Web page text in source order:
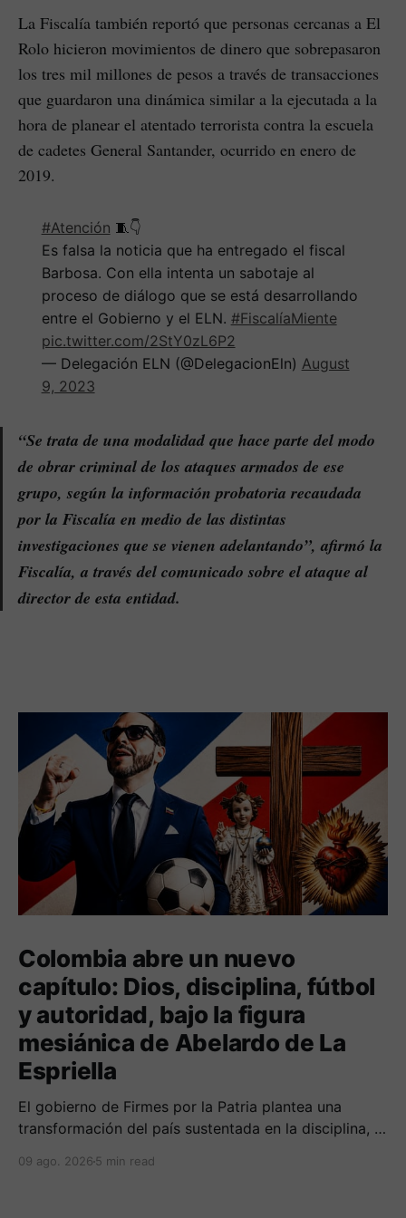
La Fiscalía también reportó que personas cercanas a El
Rolo hicieron movimientos de dinero que sobrepasaron
los tres mil millones de pesos a través de transacciones
que guardaron una dinámica similar a la ejecutada a la
hora de planear el atentado terrorista contra la escuela
de cadetes General Santander, ocurrido en enero de
2019.
#Atención 🧵👇
Es falsa la noticia que ha entregado el fiscal
Barbosa. Con ella intenta un sabotaje al
proceso de diálogo que se está desarrollando
entre el Gobierno y el ELN. #FiscalíaMiente
pic.twitter.com/2StY0zL6P2
— Delegación ELN (@DelegacionEln) August
9, 2023
“Se trata de una modalidad que hace parte del modo
de obrar criminal de los ataques armados de ese
grupo, según la información probatoria recaudada
por la Fiscalía en medio de las distintas
investigaciones que se vienen adelantando”, afirmó la
Fiscalía, a través del comunicado sobre el ataque al
director de esta entidad.
Colombia abre un nuevo
capítulo: Dios, disciplina, fútbol
y autoridad, bajo la figura
mesiánica de Abelardo de La
Espriella
El gobierno de Firmes por la Patria plantea una
transformación del país sustentada en la disciplina, el
una mayor presencia de los uniformados en el
09 ago. 2026 5 min read